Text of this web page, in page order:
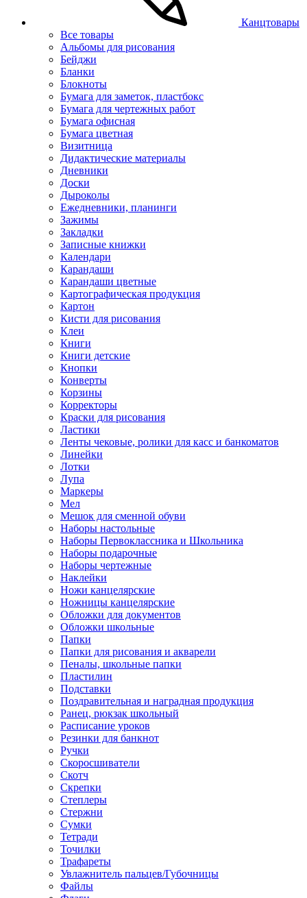
Канцтовары
Все товары
Альбомы для рисования
Бейджи
Бланки
Блокноты
Бумага для заметок, пластбокс
Бумага для чертежных работ
Бумага офисная
Бумага цветная
Визитница
Дидактические материалы
Дневники
Доски
Дыроколы
Ежедневники, планинги
Зажимы
Закладки
Записные книжки
Календари
Карандаши
Карандаши цветные
Картографическая продукция
Картон
Кисти для рисования
Клеи
Книги
Книги детские
Кнопки
Конверты
Корзины
Корректоры
Краски для рисования
Ластики
Ленты чековые, ролики для касс и банкоматов
Линейки
Лотки
Лупа
Маркеры
Мел
Мешок для сменной обуви
Наборы настольные
Наборы Первоклассника и Школьника
Наборы подарочные
Наборы чертежные
Наклейки
Ножи канцелярские
Ножницы канцелярские
Обложки для документов
Обложки школьные
Папки
Папки для рисования и акварели
Пеналы, школьные папки
Пластилин
Подставки
Поздравительная и наградная продукция
Ранец, рюкзак школьный
Расписание уроков
Резинки для банкнот
Ручки
Скоросшиватели
Скотч
Скрепки
Степлеры
Стержни
Сумки
Тетради
Точилки
Трафареты
Увлажнитель пальцев/Губочницы
Файлы